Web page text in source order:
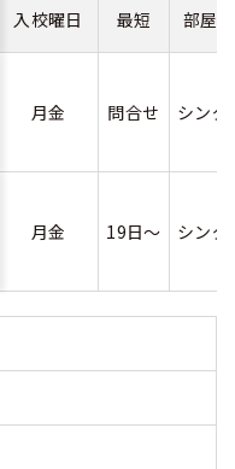
入校曜日 最短 部屋
月金 問合せ シング
月金 19日～ シング